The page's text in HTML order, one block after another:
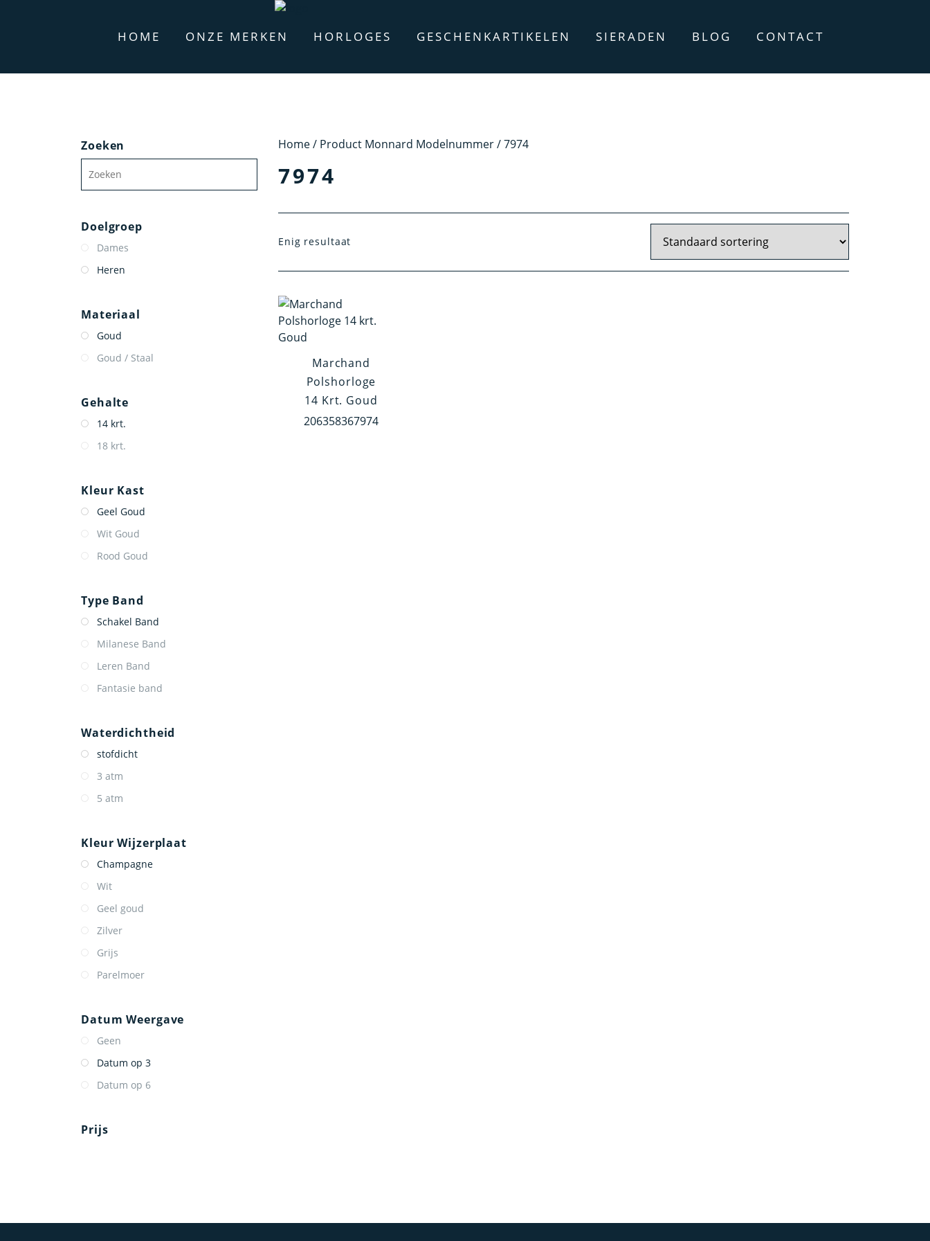
HOME ONZE MERKEN HORLOGES GESCHENKARTIKELEN SIERADEN BLOG CONTACT
Zoeken
Doelgroep
Dames
Heren
Materiaal
Goud
Goud / Staal
Gehalte
14 krt.
18 krt.
Kleur Kast
Geel Goud
Wit Goud
Rood Goud
Type Band
Schakel Band
Milanese Band
Leren Band
Fantasie band
Waterdichtheid
stofdicht
3 atm
5 atm
Kleur Wijzerplaat
Champagne
Wit
Geel goud
Zilver
Grijs
Parelmoer
Datum Weergave
Geen
Datum op 3
Datum op 6
Prijs
Home/ Product Monnard Modelnummer / 7974
7974
Enig resultaat
Marchand
Polshorloge
14 Krt. Goud
206358367974